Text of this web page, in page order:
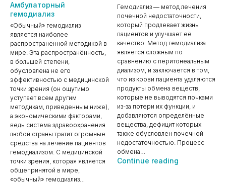
Амбулаторный
гемодиализ
«Обычный» гемодиализ
является наиболее
распространенной методикой в
мире. Эта распространённость,
в большей степени,
обусловлена не его
эффективностью с медицинской
точки зрения (он ощутимо
уступает всем другим
методикам, приведенным ниже),
а экономическими факторами,
ведь система здравоохранения
любой страны тратит огромные
средства на лечение пациентов
гемодиализом. С медицинской
точки зрения, которая является
общепринятой в мире,
«обычный» гемодиализ…
Гемодиализ — метод лечения
почечной недостаточности,
который продлевает жизнь
пациентов и улучшает её
качество. Метод гемодиализа
является сложным по
сравнению с перитонеальным
диализом, и заключается в том,
что из крови пациента удаляются
продукты обмена веществ,
которые не выводятся почками
из-за потери их функции, и
добавляются определённые
вещества, дефицит которых
также обусловлен почечной
недостаточностью. Процесс
обмена…
Continue readingОбычный